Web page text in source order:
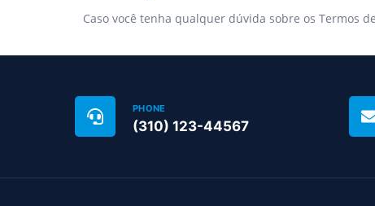
Caso você tenha qualquer dúvida sobre os Termos
PHONE
(310) 123-44567